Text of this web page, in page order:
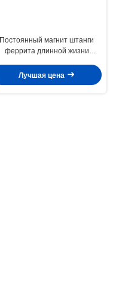
Постоянный магнит штанги
феррита длинной жизни
для сваривая трубы
Лучшая цена